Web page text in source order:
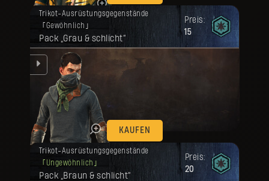
Trikot-Ausrüstungsgegenstände
Gewöhnlich
Pack „Grau & schlicht“
Preis:
15
KAUFEN
Deine Belohnung ist freigeschaltet
worden.
Trikot-Ausrüstungsgegenstände
Ungewöhnlich
Pack „Braun & schlicht“
Preis:
20
Deine Belohnung ist freigeschaltet
worden.